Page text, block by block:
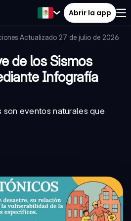
Abrir la app
·Actualizado 27 de julio de 2026·
de los Sismos
Infografía
son eventos naturales que